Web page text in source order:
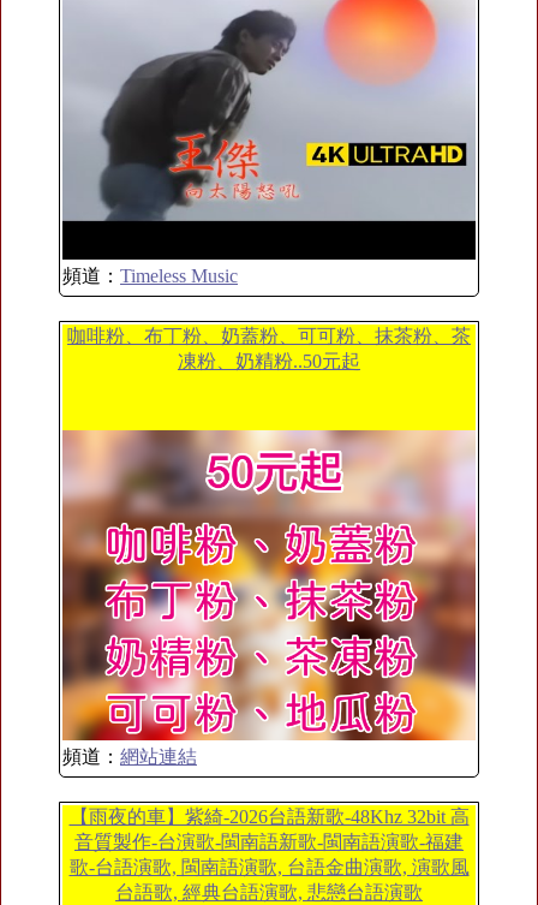
頻道： Timeless Music
咖啡粉、布丁粉、奶蓋粉、可可粉、抹茶粉、茶
凍粉、奶精粉..50元起
頻道： 網站連結
【雨夜的車】紫綺-2026台語新歌-48Khz 32bit 高
音質製作-台演歌-閩南語新歌-閩南語演歌-福建
歌-台語演歌, 閩南語演歌, 台語金曲演歌, 演歌風
台語歌, 經典台語演歌, 悲戀台語演歌